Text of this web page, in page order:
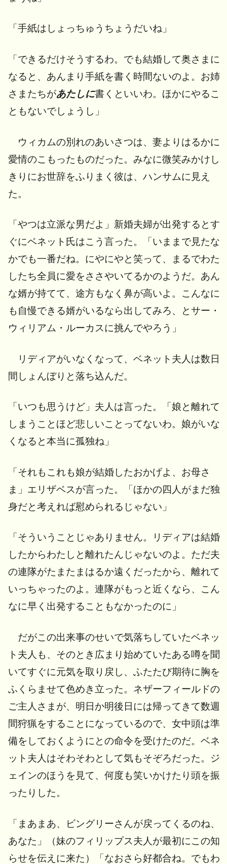
「手紙はしょっちゅうちょうだいね」
「できるだけそうするわ。でも結婚して奥さまに
なると、あんまり手紙を書く時間ないのよ。お姉
さまたちがあたしに書くといいわ。ほかにやるこ
ともないでしょうし」
ウィカムの別れのあいさつは、妻よりはるかに
愛情のこもったものだった。みなに微笑みかけし
きりにお世辞をふりまく彼は、ハンサムに見え
た。
「やつは立派な男だよ」新婚夫婦が出発するとす
ぐにベネット氏はこう言った。「いままで見たな
かでも一番だね。にやにやと笑って、まるでわた
したち全員に愛をささやいてるかのようだ。あん
な婿が持てて、途方もなく鼻が高いよ。こんなに
も自慢できる婿がいるなら出してみろ、とサー・
ウィリアム・ルーカスに挑んでやろう」
リディアがいなくなって、ベネット夫人は数日
間しょんぼりと落ち込んだ。
「いつも思うけど」夫人は言った。「娘と離れて
しまうことほど悲しいことってないわ。娘がいな
くなると本当に孤独ね」
「それもこれも娘が結婚したおかげよ、お母さ
ま」エリザベスが言った。「ほかの四人がまだ独
身だと考えれば慰められるじゃない」
「そういうことじゃありません。リディアは結婚
したからわたしと離れたんじゃないのよ。ただ夫
の連隊がたまたまはるか遠くだったから、離れて
いっちゃったのよ。連隊がもっと近くなら、こん
なに早く出発することもなかったのに」
だがこの出来事のせいで気落ちしていたベネッ
ト夫人も、そのとき広まり始めていたある噂を聞
いてすぐに元気を取り戻し、ふたたび期待に胸を
ふくらませて色めき立った。ネザーフィールドの
ご主人さまが、明日か明後日には帰ってきて数週
間狩猟をすることになっているので、女中頭は準
備をしておくようにとの命令を受けたのだ。ベネ
ット夫人はそわそわとして気もそぞろだった。ジ
ェインのほうを見て、何度も笑いかけたり頭を振
ったりした。
「まあまあ、ビングリーさんが戻ってくるのね、
あなた」（妹のフィリップス夫人が最初にこの知
らせを伝えに来た）「なおさら好都合ね。でもわ